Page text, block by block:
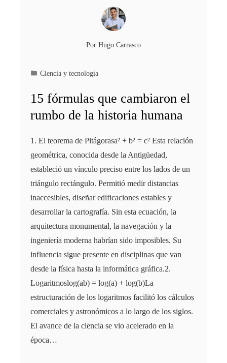
Por Hugo Carrasco
Ciencia y tecnología
15 fórmulas que cambiaron el
rumbo de la historia humana
1. El teorema de Pitágorasa² + b² = c² Esta relación
geométrica, conocida desde la Antigüedad,
estableció un vínculo preciso entre los lados de un
triángulo rectángulo. Permitió medir distancias
inaccesibles, diseñar edificaciones estables y
desarrollar la cartografía. Sin esta ecuación, la
arquitectura monumental, la navegación y la
ingeniería moderna habrían sido imposibles. Su
influencia sigue presente en disciplinas que van
desde la física hasta la informática gráfica.2.
Logaritmoslog(ab) = log(a) + log(b)La
estructuración de los logaritmos facilitó los cálculos
comerciales y astronómicos a lo largo de los siglos.
El avance de la ciencia se vio acelerado en la
época…